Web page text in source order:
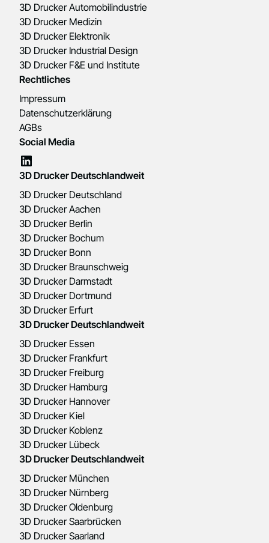
3D Drucker Automobilindustrie
3D Drucker Medizin
3D Drucker Elektronik
3D Drucker Industrial Design
3D Drucker F&E und Institute
Rechtliches
Impressum
Datenschutzerklärung
AGBs
Social Media
3D Drucker Deutschlandweit
3D Drucker Deutschland
3D Drucker Aachen
3D Drucker Berlin
3D Drucker Bochum
3D Drucker Bonn
3D Drucker Braunschweig
3D Drucker Darmstadt
3D Drucker Dortmund
3D Drucker Erfurt
3D Drucker Deutschlandweit
3D Drucker Essen
3D Drucker Frankfurt
3D Drucker Freiburg
3D Drucker Hamburg
3D Drucker Hannover
3D Drucker Kiel
3D Drucker Koblenz
3D Drucker Lübeck
3D Drucker Deutschlandweit
3D Drucker München
3D Drucker Nürnberg
3D Drucker Oldenburg
3D Drucker Saarbrücken
3D Drucker Saarland